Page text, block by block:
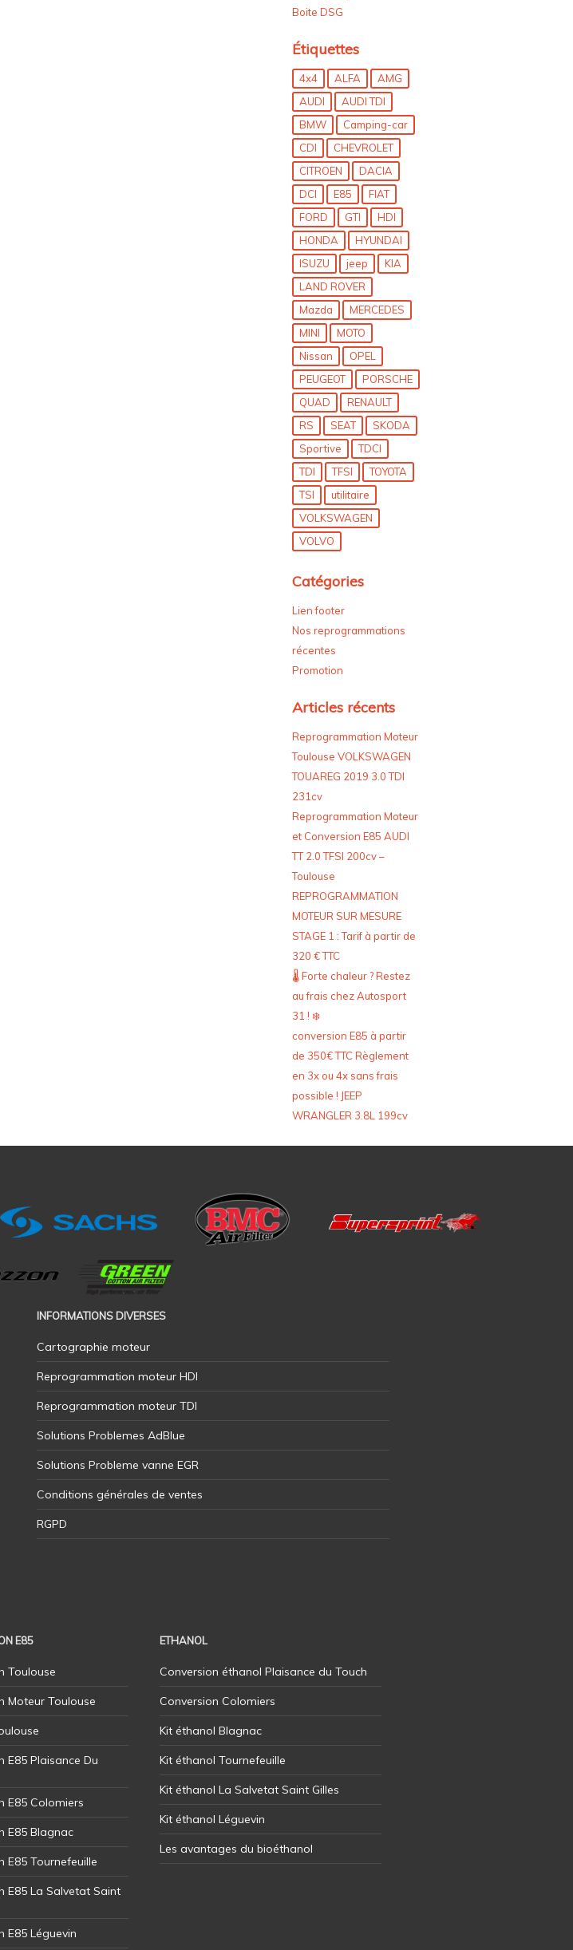
Boite DSG
Étiquettes
4x4 ALFA
AMG
AUDI
AUDI TDI
BMW
Camping-car
CDI
CHEVROLET
CITROEN
DACIA
DCI
E85
FIAT
FORD
GTI
HDI
HONDA
HYUNDAI
ISUZU
jeep
KIA
LAND ROVER
Mazda
MERCEDES
MINI
MOTO
Nissan
OPEL
PEUGEOT
PORSCHE
QUAD
RENAULT
RS
SEAT
SKODA
Sportive
TDCI
TDI
TFSI
TOYOTA
TSI
utilitaire
VOLKSWAGEN
VOLVO
Catégories
Lien footer
Nos reprogrammations
récentes
Promotion
Articles récents
Reprogrammation Moteur
Toulouse VOLKSWAGEN
TOUAREG 2019 3.0 TDI
231cv
Reprogrammation Moteur
et Conversion E85 AUDI
TT 2.0 TFSI 200cv –
Toulouse
REPROGRAMMATION
MOTEUR SUR MESURE
STAGE 1 : Tarif à partir de
320 € TTC
🌡️ Forte chaleur ? Restez
au frais chez Autosport
31 ! ❄️
conversion E85 à partir
de 350€ TTC Règlement
en 3x ou 4x sans frais
possible ! JEEP
WRANGLER 3.8L 199cv
INFORMATIONS DIVERSES
Cartographie moteur
Reprogrammation moteur HDI
Reprogrammation moteur TDI
Solutions Problemes AdBlue
Solutions Probleme vanne EGR
Conditions générales de ventes
RGPD
E85
Toulouse
Moteur Toulouse
Plaisance Du
E85 Colomiers
E85 Blagnac
Tournefeuille
E85 La Salvetat Saint
E85 Léguevin
ETHANOL
Conversion éthanol Plaisance du Touch
Conversion Colomiers
Kit éthanol Blagnac
Kit éthanol Tournefeuille
Kit éthanol La Salvetat Saint Gilles
Kit éthanol Léguevin
Les avantages du bioéthanol